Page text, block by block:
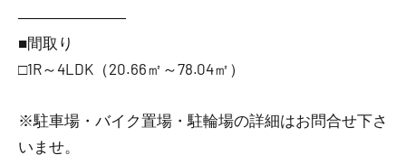
―――――――
■間取り
□1R～4LDK（20.66㎡～78.04㎡）
※駐車場・バイク置場・駐輪場の詳細はお問合せ下さ
いませ。